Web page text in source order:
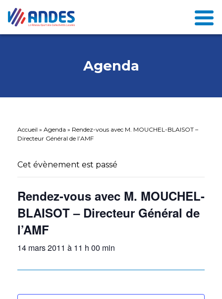
Agenda
Accueil » Agenda » Rendez-vous avec M. MOUCHEL-BLAISOT –
Directeur Général de l’AMF
Cet évènement est passé
Rendez-vous avec M. MOUCHEL-
BLAISOT – Directeur Général de
l’AMF
14 mars 2011 à 11 h 00 min